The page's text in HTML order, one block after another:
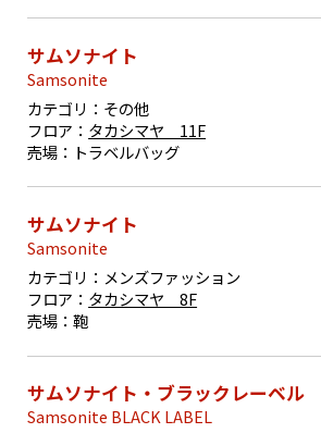
サムソナイト
Samsonite
カテゴリ： その他
フロア： タカシマヤ 11F
売場： トラベルバッグ
サムソナイト
Samsonite
カテゴリ： メンズファッション
フロア： タカシマヤ 8F
売場：鞄
サムソナイト・ブラックレーベル
Samsonite BLACK LABEL